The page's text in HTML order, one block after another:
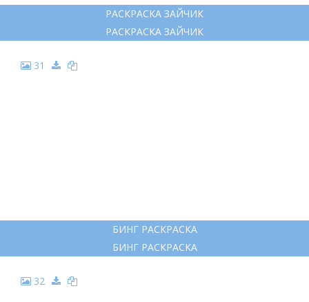
РАСКРАСКА ЗАЙЧИК
РАСКРАСКА ЗАЙЧИК
31
БИНГ РАСКРАСКА
БИНГ РАСКРАСКА
32